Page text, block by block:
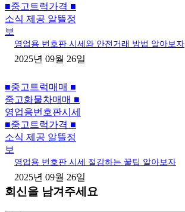
■중고트럭가격 ■
소식 제공 알뜰정
보
영업용 번호판 시세와 안전거래 방법 알아보자
2025년 09월 26일
■중고트럭매매 ■
중고화물차매매 ■
영업용번호판시세
■중고트럭가격 ■
소식 제공 알뜰정
보
영업용 번호판 시세 절감하는 꿀팁 알아보자
2025년 09월 26일
회신을 남겨주세요